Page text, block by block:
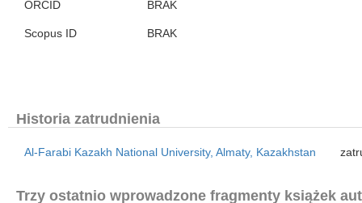
ORCID BRAK
Scopus ID BRAK
Historia zatrudnienia
Al-Farabi Kazakh National University, Almaty, Kazakhstan
Trzy ostatnio wprowadzone fragmenty książek